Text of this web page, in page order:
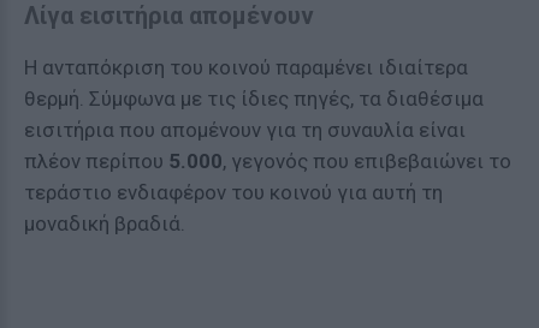
Λίγα εισιτήρια απομένουν
Η ανταπόκριση του κοινού παραμένει ιδιαίτερα
θερμή. Σύμφωνα με τις ίδιες πηγές, τα διαθέσιμα
εισιτήρια που απομένουν για τη συναυλία είναι
πλέον περίπου 5.000, γεγονός που επιβεβαιώνει το
τεράστιο ενδιαφέρον του κοινού για αυτή τη
μοναδική βραδιά.